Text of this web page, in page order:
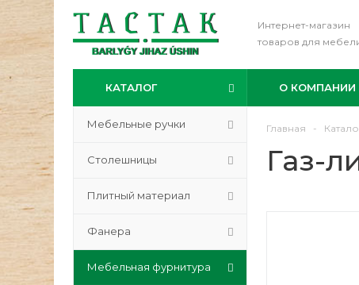
Интернет-магазин
товаров для
КАТАЛОГ О КОМПАНИИ
Мебельные ручки
Столешницы
Плитный материал
Фанера
Мебельная фурнитура
Главная -
Газ-